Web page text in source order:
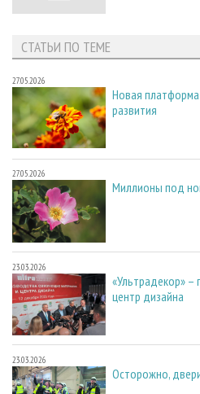
СТАТЬИ ПО ТЕМЕ
27.05.2026
Новая платформа
развития
27.05.2026
Миллионы под
23.03.2026
«Ультрадекор»
центр дизайна
23.03.2026
Осторожно,